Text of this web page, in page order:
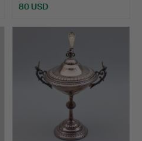
80 USD